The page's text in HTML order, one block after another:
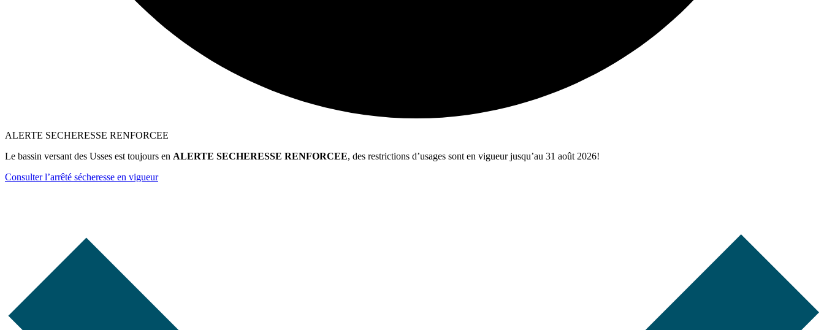
ALERTE SECHERESSE RENFORCEE
Le bassin versant des Usses est toujours en ALERTE SECHERESSE RENFORCEE, des restrictions d’usages sont en vigueur jusqu’au 31 août 2026!
Consulter l’arrêté sécheresse en vigueur